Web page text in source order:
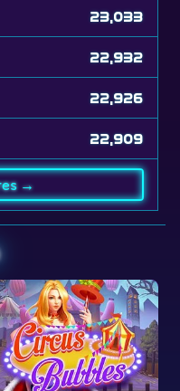
22,932
22,926
22,909
Dragon Bubble